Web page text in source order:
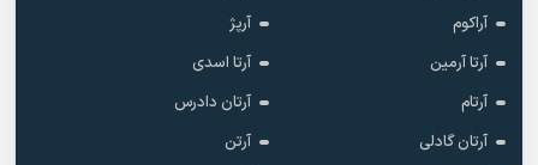
آراکوم
آرپژ
آرتا آرمین
آرتا اسدی
آرتام
آرتان دادرس
آرتان گادلی
آرتن